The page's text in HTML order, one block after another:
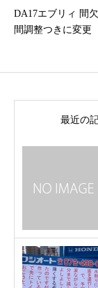
DA17エブリィ 間
間調整つきに変更
最近の